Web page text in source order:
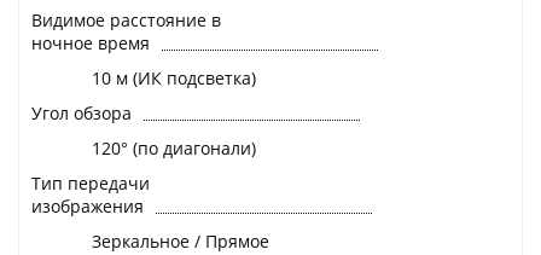
Видимое расстояние в
ночное время
10 м (ИК подсветка)
Угол обзора
120° (по диагонали)
Тип передачи
изображения
Зеркальное / Прямое